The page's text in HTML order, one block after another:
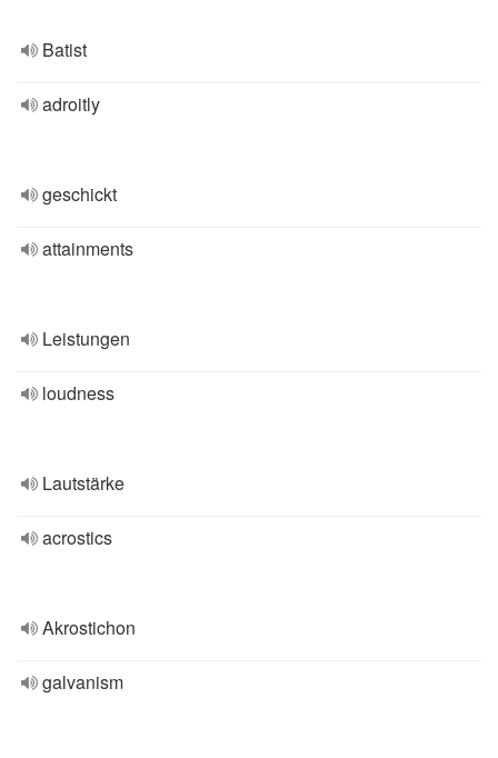
Batist
adroitly
geschickt
attainments
Leistungen
loudness
Lautstärke
acrostics
Akrostichon
galvanism